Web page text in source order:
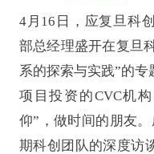
4月16日，应复旦科
部总经理盛开在复旦
系的探索与实践”的
项目投资的CVC机
仰”，做时间的朋友
期科创团队的深度访